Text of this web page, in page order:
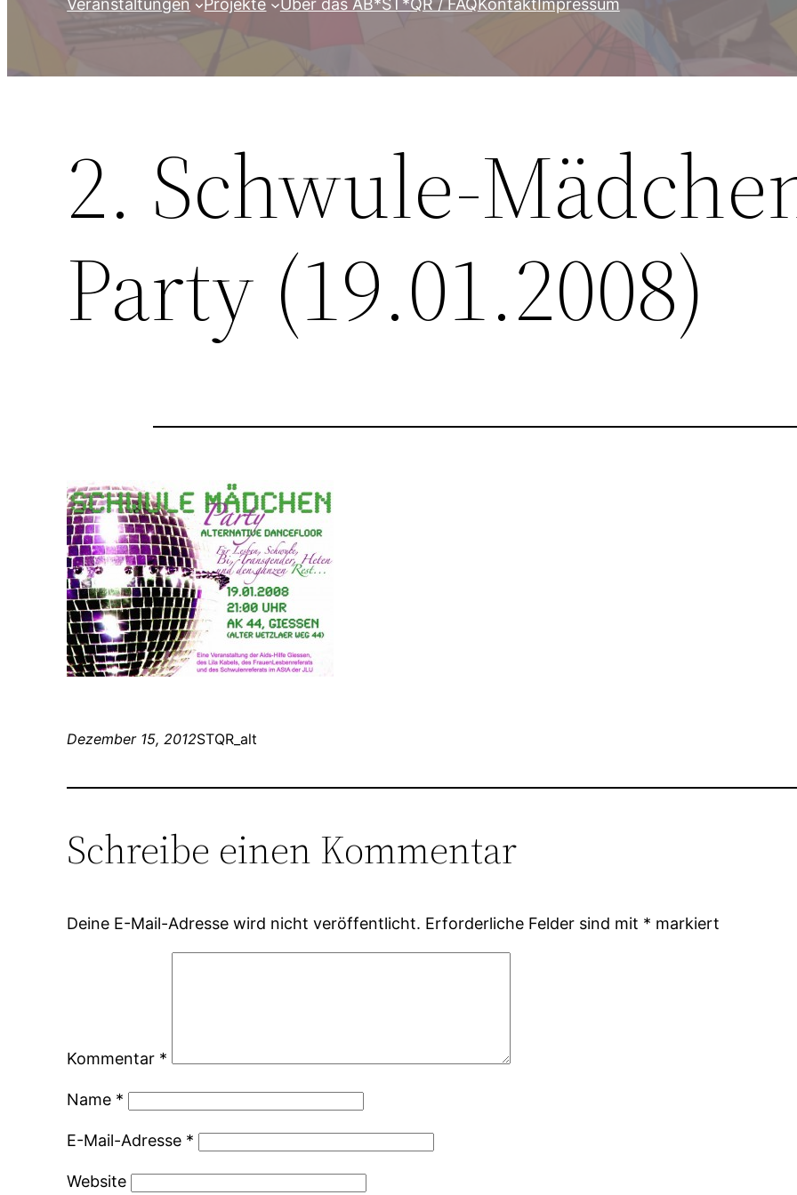
Veranstaltungen Projekte Über das AB*ST*QR / FAQKontaktImpressum
2. Schwule-
Party (19.01.2008)
Dezember 15, 2012STQR_alt
Schreibe einen Kommentar
Deine E-Mail-Adresse wird nicht veröffentlicht. Erforderliche Felder sind mit * markiert
Kommentar *
Name *
E-Mail-Adresse *
Website